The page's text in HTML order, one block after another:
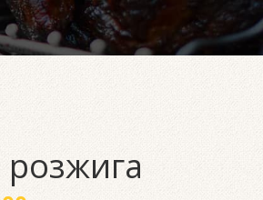
розжига